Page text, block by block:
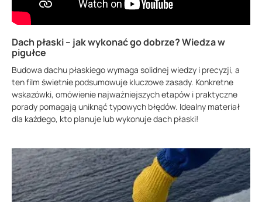
Dach płaski – jak wykonać go dobrze? Wiedza w
pigułce
Budowa dachu płaskiego wymaga solidnej wiedzy i precyzji, a
ten film świetnie podsumowuje kluczowe zasady. Konkretne
wskazówki, omówienie najważniejszych etapów i praktyczne
porady pomagają uniknąć typowych błędów. Idealny materiał
dla każdego, kto planuje lub wykonuje dach płaski!